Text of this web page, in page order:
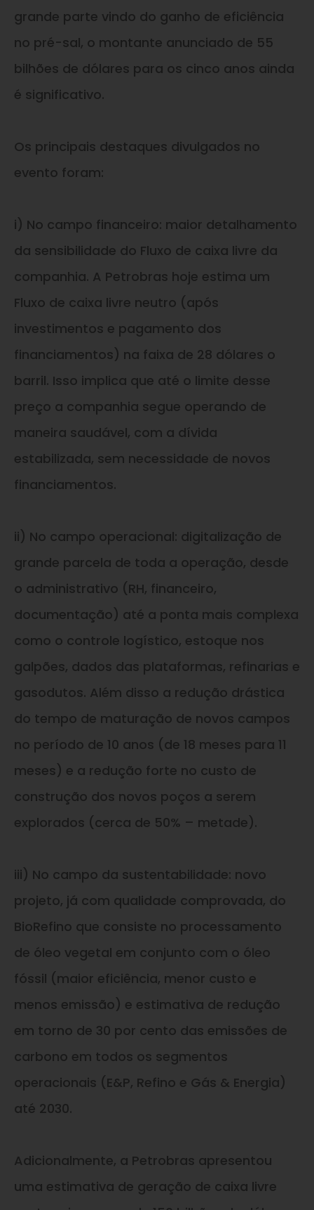
grande parte vindo do ganho de eficiência
no pré-sal, o montante anunciado de 55
bilhões de dólares para os cinco anos ainda
é significativo.
Os principais destaques divulgados no
evento foram:
i) No campo financeiro: maior detalhamento
da sensibilidade do Fluxo de caixa livre da
companhia. A Petrobras hoje estima um
Fluxo de caixa livre neutro (após
investimentos e pagamento dos
financiamentos) na faixa de 28 dólares o
barril. Isso implica que até o limite desse
preço a companhia segue operando de
maneira saudável, com a dívida
estabilizada, sem necessidade de novos
financiamentos.
ii) No campo operacional: digitalização de
grande parcela de toda a operação, desde
o administrativo (RH, financeiro,
documentação) até a ponta mais complexa
como o controle logístico, estoque nos
galpões, dados das plataformas, refinarias e
gasodutos. Além disso a redução drástica
do tempo de maturação de novos campos
no período de 10 anos (de 18 meses para 11
meses) e a redução forte no custo de
construção dos novos poços a serem
explorados (cerca de 50% – metade).
iii) No campo da sustentabilidade: novo
projeto, já com qualidade comprovada, do
BioRefino que consiste no processamento
de óleo vegetal em conjunto com o óleo
fóssil (maior eficiência, menor custo e
menos emissão) e estimativa de redução
em torno de 30 por cento das emissões de
carbono em todos os segmentos
operacionais (E&P, Refino e Gás & Energia)
até 2030.
Adicionalmente, a Petrobras apresentou
uma estimativa de geração de caixa livre